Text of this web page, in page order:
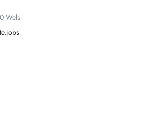
Wels
te.jobs